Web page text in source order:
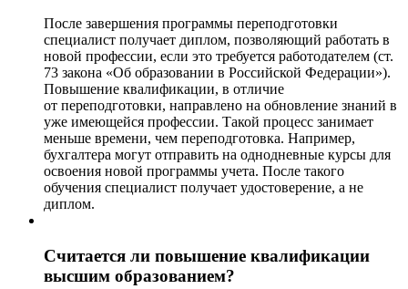
После завершения программы переподготовки
специалист получает диплом, позволяющий работать в
новой профессии, если это требуется работодателем (ст.
73 закона «Об образовании в Российской Федерации»).
Повышение квалификации, в отличие
от переподготовки, направлено на обновление знаний в
уже имеющейся профессии. Такой процесс занимает
меньше времени, чем переподготовка. Например,
бухгалтера могут отправить на однодневные курсы для
освоения новой программы учета. После такого
обучения специалист получает удостоверение, а не
диплом.
Считается ли повышение квалификации
высшим образованием?